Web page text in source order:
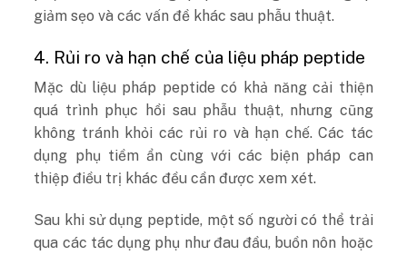
giảm sẹo và các vấn đề khác sau phẫu thuật.
4. Rủi ro và hạn chế của liệu pháp peptide
Mặc dù liệu pháp peptide có khả năng cải thiện
quá trình phục hồi sau phẫu thuật, nhưng cũng
không tránh khỏi các rủi ro và hạn chế. Các tác
dụng phụ tiềm ẩn cùng với các biện pháp can
thiệp điều trị khác đều cần được xem xét.
Sau khi sử dụng peptide, một số người có thể trải
qua các tác dụng phụ như đau đầu, buồn nôn hoặc